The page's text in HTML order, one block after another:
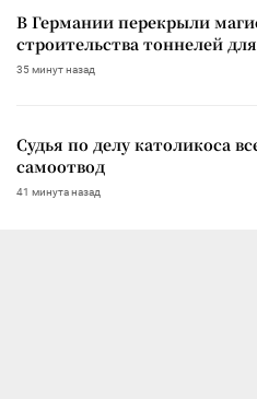
В Германии перекрыли
строительства тоннелей
35 минут назад
Судья по делу католикоса
самоотвод
41 минута назад